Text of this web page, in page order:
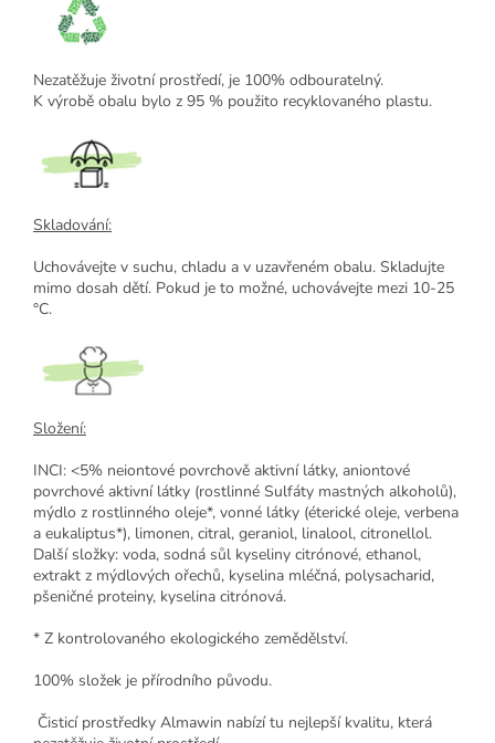
Nezatěžuje životní prostředí, je 100% odbouratelný.
K výrobě obalu bylo z 95 % použito recyklovaného plastu.
Skladování:
Uchovávejte v suchu, chladu a v uzavřeném obalu. Skladujte
mimo dosah dětí. Pokud je to možné, uchovávejte mezi 10-25
°C.
Složení:
INCI: <5% neiontové povrchově aktivní látky, aniontové
povrchové aktivní látky (rostlinné Sulfáty mastných alkoholů),
mýdlo z rostlinného oleje*, vonné látky (éterické oleje, verbena
a eukaliptus*), limonen, citral, geraniol, linalool, citronellol.
Další složky: voda, sodná sůl kyseliny citrónové, ethanol,
extrakt z mýdlových ořechů, kyselina mléčná, polysacharid,
pšeničné proteiny, kyselina citrónová.
* Z kontrolovaného ekologického zemědělství.
100% složek je přírodního původu.
Čisticí prostředky Almawin nabízí tu nejlepší kvalitu, která